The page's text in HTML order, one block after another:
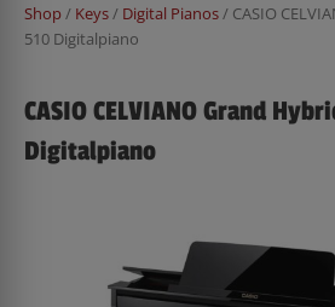
Shop/ Keys/ Digital Pianos/ CASIO
510 Digitalpiano
CASIO CELVIANO Grand
Digitalpiano